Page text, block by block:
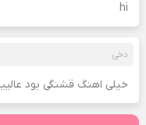
hi
دخی
خیلی اهنگ قشنگی بود